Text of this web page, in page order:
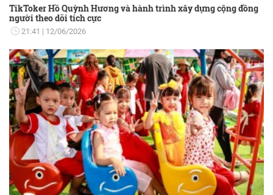
TikToker Hồ Quỳnh Hương và hành trình xây dựng cộng đồng
người theo dõi tích cực
21:41 12/06/2026